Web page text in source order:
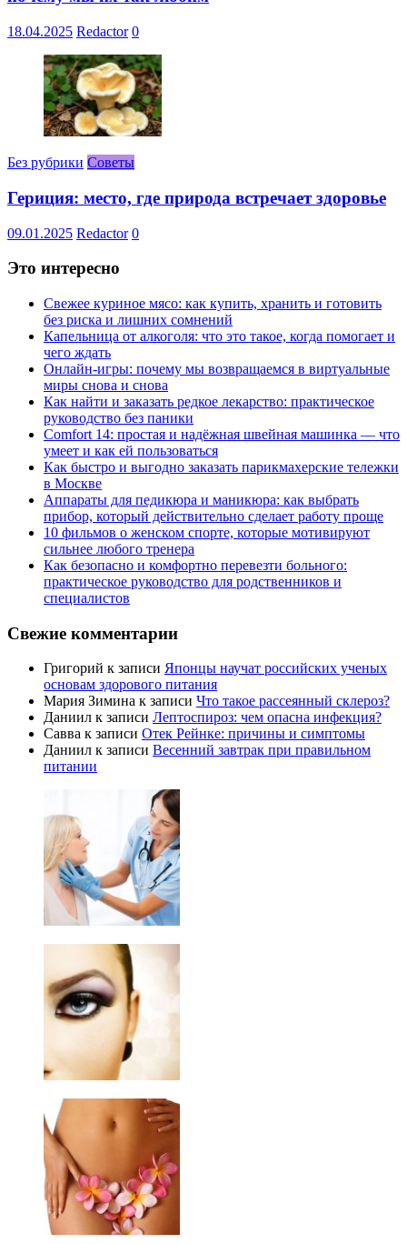
18.04.2025 Redactor 0
Без рубрики Советы
Гериция: место, где природа встречает здоровье
09.01.2025 Redactor 0
Это интересно
Свежее куриное мясо: как купить, хранить и готовить
без риска и лишних сомнений
Капельница от алкоголя: что это такое, когда помогает и
чего ждать
Онлайн-игры: почему мы возвращаемся в виртуальные
миры снова и снова
Как найти и заказать редкое лекарство: практическое
руководство без паники
Comfort 14: простая и надёжная швейная машинка — что
умеет и как ей пользоваться
Как быстро и выгодно заказать парикмахерские тележки
в Москве
Аппараты для педикюра и маникюра: как выбрать
прибор, который действительно сделает работу проще
10 фильмов о женском спорте, которые мотивируют
сильнее любого тренера
Как безопасно и комфортно перевезти больного:
практическое руководство для родственников и
специалистов
Свежие комментарии
Григорий к записи Японцы научат российских ученых
основам здорового питания
Мария Зимина к записи Что такое рассеянный склероз?
Даниил к записи Лептоспироз: чем опасна инфекция?
Савва к записи Отек Рейнке: причины и симптомы
Даниил к записи Весенний завтрак при правильном
питании